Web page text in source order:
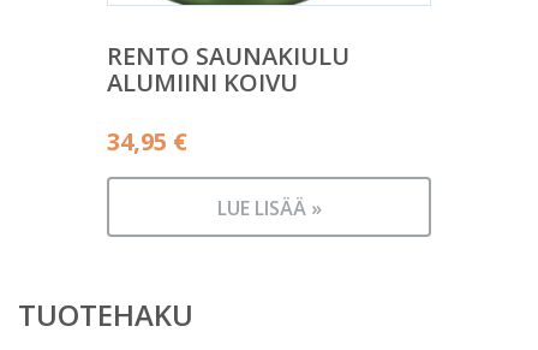
RENTO SAUNAKIULU
ALUMIINI KOIVU
34,95 €
LUE LISÄÄ »
TUOTEHAKU